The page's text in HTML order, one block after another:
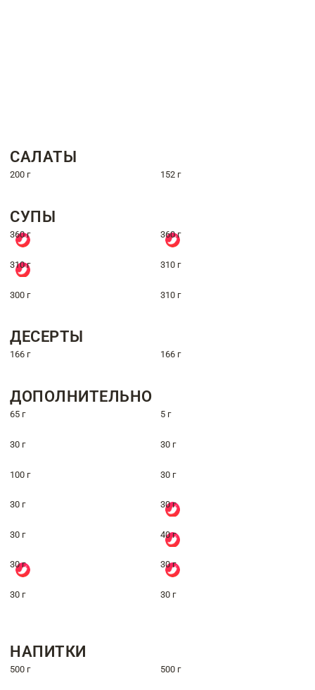
САЛАТЫ
200 г 152 г
СУПЫ
360 г 360 г
310 г 310 г
300 г 310 г
ДЕСЕРТЫ
166 г 166 г
ДОПОЛНИТЕЛЬНО
65 г 5 г
30 г 30 г
100 г 30 г
30 г 30 г
30 г 40 г
30 г 30 г
30 г 30 г
НАПИТКИ
500 г 500 г